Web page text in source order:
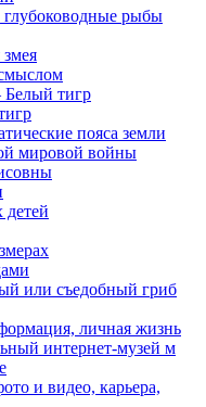
глубоководные рыбы
Белый тигр
пояса земли
мировой войны
или съедобный гриб
личная жизнь
интернет-музей м
и видео, карьера,